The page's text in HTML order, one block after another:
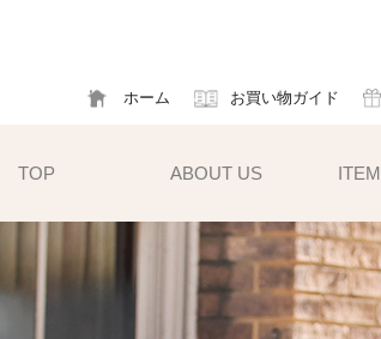
ホーム お買い物ガイド
TOP ABOUT US ITEM
帽子